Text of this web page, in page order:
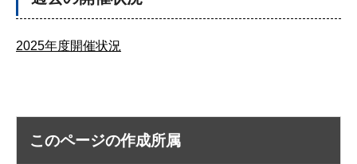
2025年度開催状況
このページの作成所属